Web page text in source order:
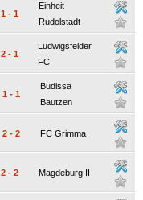
1 - 1
Einheit
Rudolstadt
2 - 1
Ludwigsfelder
FC
1 - 1
Budissa
Bautzen
2 - 2 FC Grimma
2 - 2 Magdeburg II